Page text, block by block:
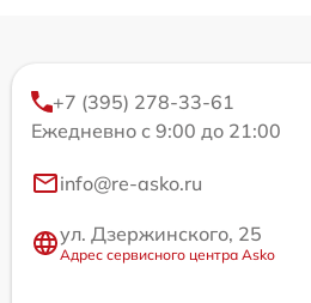
+7 (395) 278-33-61
Ежедневно с 9:00 до 21:00
info@re-asko.ru
ул. Дзержинского, 25
Адрес сервисного центра Asko